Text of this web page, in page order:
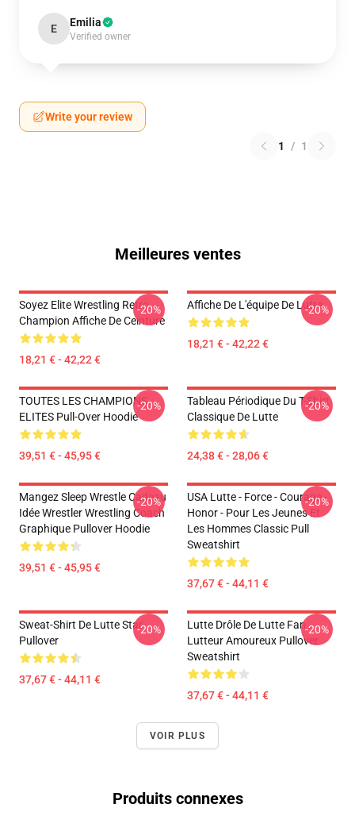
E Emilia
Verified owner
Write your review
1 / 1
Meilleures ventes
Soyez Elite Wrestling Retro
Champion Affiche De Ceinture
18,21 € - 42,22 €
-20% Affiche De L'équipe De Lutte
18,21 € - 42,22 €
-20%
TOUTES LES CHAMPIONS
ELITES Pull-Over Hoodie
39,51 € - 45,95 €
-20%
Tableau Périodique Du T-Shirt
Classique De Lutte
24,38 € - 28,06 €
-20%
Mangez Sleep Wrestle Cadeau
Idée Wrestler Wrestling Coach
Graphique Pullover Hoodie
39,51 € - 45,95 €
-20%
USA Lutte - Force - Courage -
Honor - Pour Les Jeunes Et
Les Hommes Classic Pull
Sweatshirt
37,67 € - 44,11 €
-20%
Sweat-Shirt De Lutte Star
Pullover
37,67 € - 44,11 €
-20%
Lutte Drôle De Lutte Fan
Lutteur Amoureux Pullover
Sweatshirt
37,67 € - 44,11 €
-20%
VOIR PLUS
Produits connexes